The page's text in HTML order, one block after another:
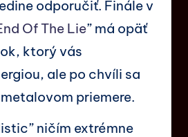
odporučiť. Finále v
Of The Lie” má opäť
ktorý vás
ale po chvíli sa
priemere.
ničím extrémne